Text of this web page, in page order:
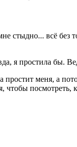
стыдно... всё
я простила бы.
простит меня, а
посмотреть,